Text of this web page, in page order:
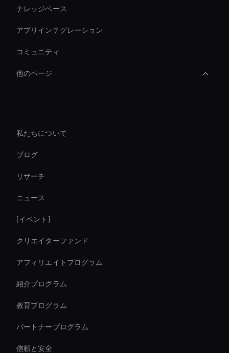
ナレッジベース
アプリインテグレーション
コミュニティ
他のページ
Live Cam Ai Avatar
AI ビデオ編集ツール
Virtual Spokesperson For Branding
Ai Avatar For Marketing
Ai Avatar For Corporate
3d Holographic Avatar
私たちについて
ブログ
リサーチ
ニュース
[イベント]
クリエイターファンド
アフィリエイトプログラム
紹介プログラム
教育プログラム
パートナープログラム
信頼と安全